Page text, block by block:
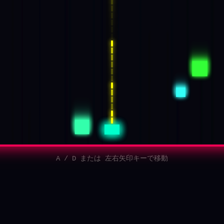
A / D または 左右矢印キーで移動